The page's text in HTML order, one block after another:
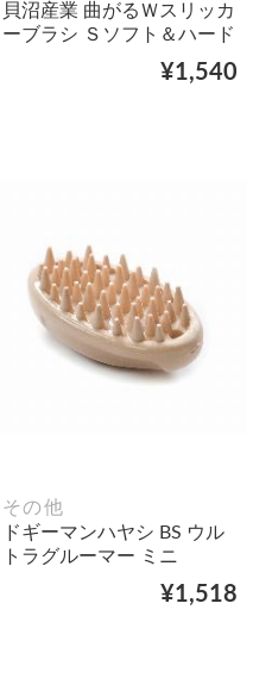
貝沼産業 曲がるＷスリッカ
ーブラシ Ｓソフト＆ハード
¥1,540
その他
ドギーマンハヤシ BS ウル
トラグルーマー ミニ
¥1,518